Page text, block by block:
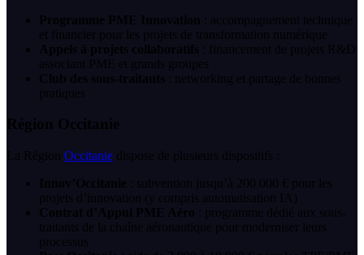
Programme PME Innovation : accompagnement technique
et financier pour les projets de transformation numérique
Appels à projets collaboratifs : financement de projets R&D
associant PME et grands groupes
Club des sous-traitants : networking et partage de bonnes
pratiques
Région Occitanie
La Région Occitanie dispose de plusieurs dispositifs :
Innov’Occitanie : subvention jusqu’à 200 000 € pour les
projets d’innovation (y compris automatisation IA)
Contrat d’Appui PME Aéro : programme dédié aux sous-
traitants de la chaîne aéronautique pour moderniser leurs
processus